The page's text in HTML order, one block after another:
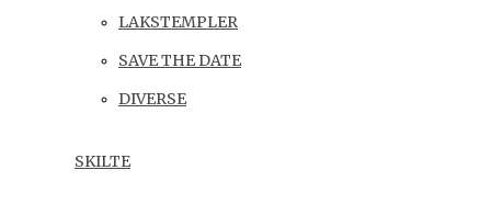
LAKSTEMPLER
SAVE THE DATE
DIVERSE
SKILTE